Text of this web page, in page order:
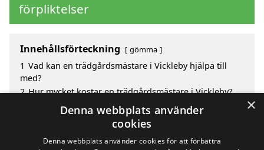
förpliktelser
Innehållsförteckning gömma
1 Vad kan en trädgårdsmästare i Vickleby hjälpa till
med?
2 Hur mycket kostar en trädgårdsmästare i Vickleby?
Fördelar med att välja trädgårdsmästare i Vickleby
Sök efter en skicklig trädgårdsmästare i de
omgivande städerna Vickleby
×
Denna webbplats använder
cookies
Denna webbplats använder cookies för att förbättra